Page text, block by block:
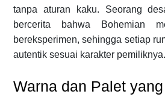
tanpa aturan kaku. Seorang
bercerita bahwa Bohemian
bereksperimen, sehingga setiap
autentik sesuai karakter pemiliknya.
Warna dan Palet